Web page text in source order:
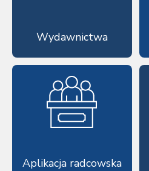
Wydawnictwa
Aplikacja radcowska